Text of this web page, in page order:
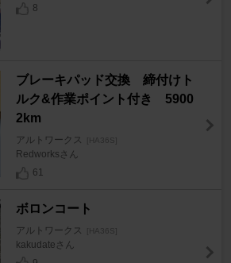
8
ブレーキパッド交換 締付けト
ルク&作業ポイント付き 5900
2km
アルトワークス [HA36S]
Redworksさん
61
ボロンコート
アルトワークス [HA36S]
kakudateさん